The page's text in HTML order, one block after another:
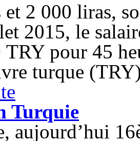
et 2 000 liras,
2015, le
TRY pour 45
turque
de Le revenu minimum en Turquie
Turquie
aujourd’hui 16